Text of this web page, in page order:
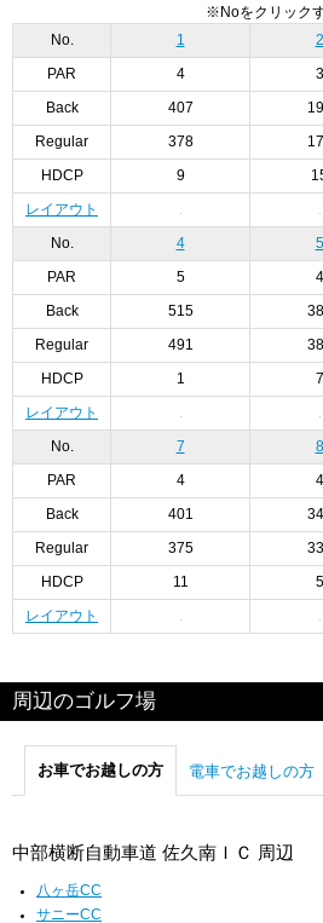
※Noをクリック
No.
1 2
PAR 4 3
Back 407
Regular 378
HDCP 9
レイアウト
No. 4 5
PAR 5 4
Back 515
Regular 491
HDCP 1 7
レイアウト
No. 7 8
PAR 4 4
Back 401
Regular 375
HDCP 11 5
レイアウト
周辺のゴルフ場
お車でお越しの方 電車でお越しの方
中部横断自動車道 佐久南ＩＣ 周辺
八ヶ岳CC
サニーCC